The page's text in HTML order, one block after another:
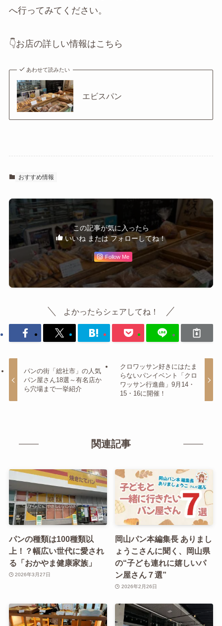
へ行ってみてください。
👇お店の詳しい情報はこちら
あわせて読みたい
エビスパン
おすすめ情報
この記事が気に入ったら
いいね または フォローしてね！
Follow Me
よかったらシェアしてね！
パンの街「総社市」の人気
パン屋さん18選～有名店か
ら穴場まで一挙紹介
クロワッサン好きにはたま
らないパンイベント「クロ
ワッサン行進曲」9月14・
15・16に開催！
関連記事
パンの種類は100種類以
上！？幅広い世代に愛され
る「おかやま健康家族」
2026年3月27日
岡山パン本編集長 ありまし
ょうこさんに聞く、岡山県
の“子ども連れに嬉しいパ
ン屋さん７選”
2026年2月26日